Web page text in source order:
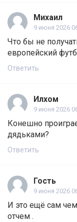
Михаил
9 июня 2026
Что бы не
европейский
Ответить
Илхом
9 июня 2026
Конешно
дядьками?
Ответить
Гость
9 июня 2026
И это ещё сам
отчем .